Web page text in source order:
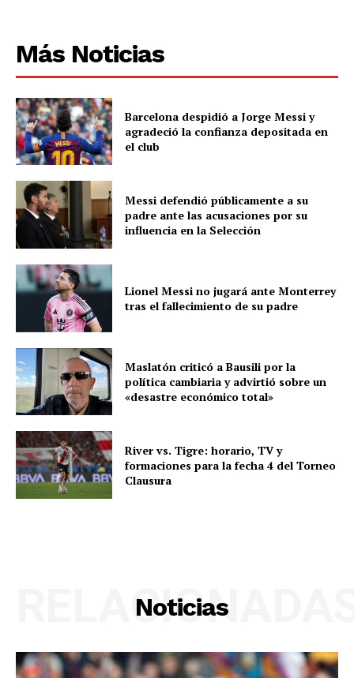
Más Noticias
Barcelona despidió a Jorge Messi y
agradeció la confianza depositada en
el club
Messi defendió públicamente a su
padre ante las acusaciones por su
influencia en la Selección
Lionel Messi no jugará ante Monterrey
tras el fallecimiento de su padre
Maslatón criticó a Bausili por la
política cambiaria y advirtió sobre un
«desastre económico total»
River vs. Tigre: horario, TV y
formaciones para la fecha 4 del Torneo
Clausura
Noticias